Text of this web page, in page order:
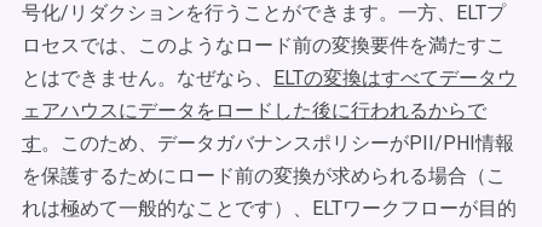
号化/リダクションを行うことができます。一方、ELTプ
ロセスでは、このようなロード前の変換要件を満たすこ
とはできません。なぜなら、 ELTの変換はすべてデータウ
ェアハウスにデータをロードした後に行われるからで
す。このため、データガバナンスポリシーがPII/PHI情報
を保護するためにロード前の変換が求められる場合（こ
れは極めて一般的なことです）、ELTワークフローが目的